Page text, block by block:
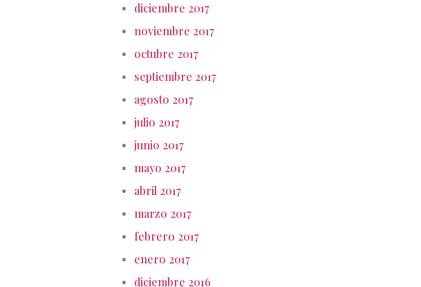
diciembre 2017
noviembre 2017
octubre 2017
septiembre 2017
agosto 2017
julio 2017
junio 2017
mayo 2017
abril 2017
marzo 2017
febrero 2017
enero 2017
diciembre 2016